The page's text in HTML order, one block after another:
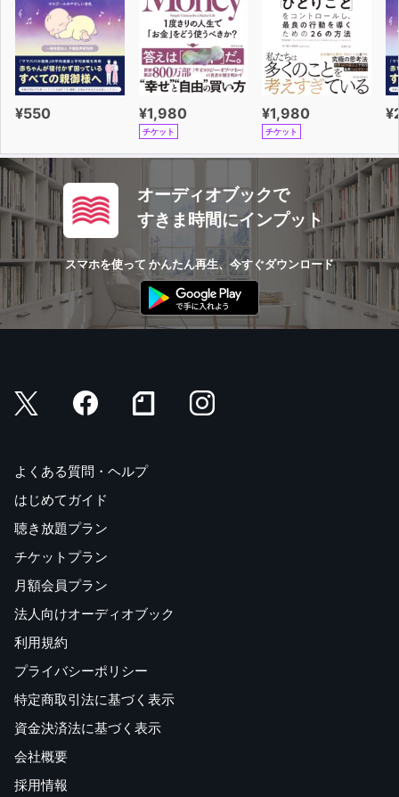
¥550 ¥1,980
チケット
¥1,980
チケット
オーディオブックで
すきま時間にインプット
スマホを使って かんたん再生、今すぐダウンロード
よくある質問・ヘルプ
はじめてガイド
聴き放題プラン
チケットプラン
月額会員プラン
法人向けオーディオブック
利用規約
プライバシーポリシー
特定商取引法に基づく表示
資金決済法に基づく表示
会社概要
採用情報